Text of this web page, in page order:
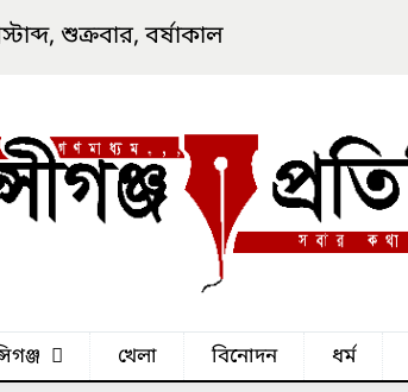
শুক্রবার, বর্ষাকাল
খেলা বিনোদন ধর্ম